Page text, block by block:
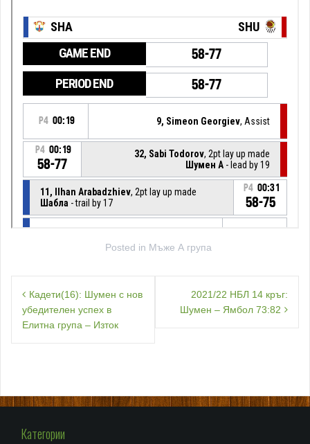
Posted in Мъже А група
Навигация
Кадети(16): Шумен с нов
убедителен успех в
Елитна група – Изток
2021/22 НБЛ 14 кръг:
Шумен – Ямбол 73:82
Категории